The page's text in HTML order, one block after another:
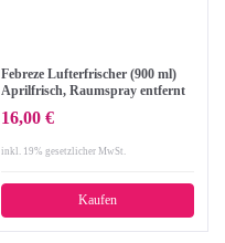
Febreze Lufterfrischer (900 ml)
Aprilfrisch, Raumspray entfernt
Frischeduft (3 x 300 ml)
16,00 €
inkl. 19% gesetzlicher MwSt.
Kaufen